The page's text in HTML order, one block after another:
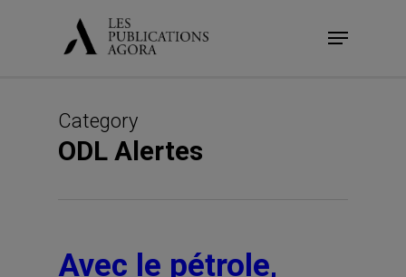
Menu
Category
ODL Alertes
Avec le pétrole,